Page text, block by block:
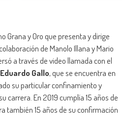
Grana y Oro que presenta y dirige
de Manolo Illana y Mario
a través de video llamada con el
Eduardo Gallo, que se encuentra en
su particular confinamiento y
carrera. En 2019 cumplía 15 años de
también 15 años de su confirmación